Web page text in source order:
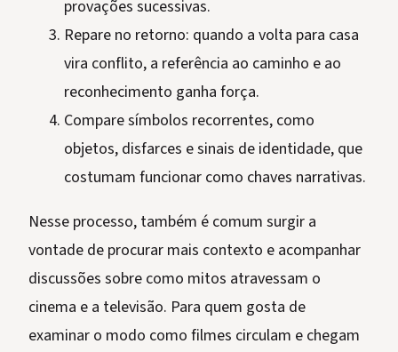
provações sucessivas.
Repare no retorno: quando a volta para casa
vira conflito, a referência ao caminho e ao
reconhecimento ganha força.
Compare símbolos recorrentes, como
objetos, disfarces e sinais de identidade, que
costumam funcionar como chaves narrativas.
Nesse processo, também é comum surgir a
vontade de procurar mais contexto e acompanhar
discussões sobre como mitos atravessam o
cinema e a televisão. Para quem gosta de
examinar o modo como filmes circulam e chegam